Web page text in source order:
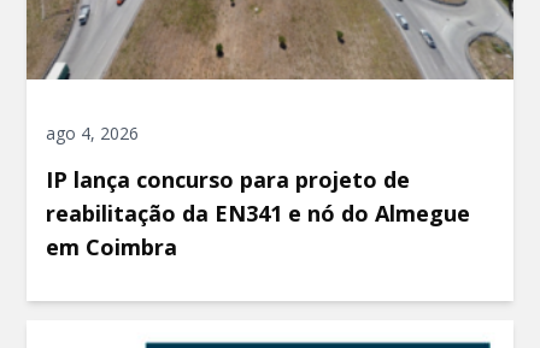
ago 4, 2026
IP lança concurso para projeto de
reabilitação da EN341 e nó do Almegue
em Coimbra